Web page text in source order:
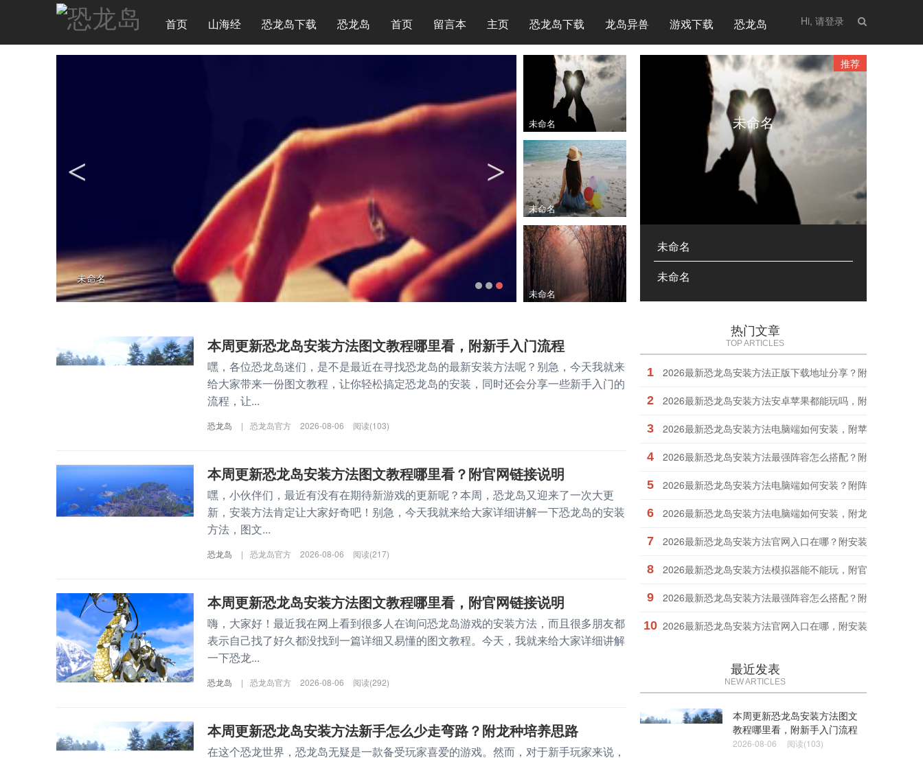
首页 山海经 恐龙岛下载 恐龙岛 首页 留言本 主页 恐龙岛下载 龙岛异兽 游戏下载 恐龙岛 Hi, 请登录
未命名
未命名
未命名
未命名
本周更新恐龙岛安装方法图文教程哪里看，附新手入门流程
嘿，各位恐龙岛迷们，是不是最近在寻找恐龙岛的最新安装方法呢？别急，今天我就来
给大家带来一份图文教程，让你轻松搞定恐龙岛的安装，同时还会分享一些新手入门的
流程，让...
恐龙岛 | 恐龙岛官方 2026-08-06 阅读(103)
本周更新恐龙岛安装方法图文教程哪里看？附官网链接说明
嘿，小伙伴们，最近有没有在期待新游戏的更新呢？本周，恐龙岛又迎来了一次大更
新，安装方法肯定让大家好奇吧！别急，今天我就来给大家详细讲解一下恐龙岛的安装
方法，图文...
恐龙岛 | 恐龙岛官方 2026-08-06 阅读(217)
本周更新恐龙岛安装方法图文教程哪里看，附官网链接说明
嗨，大家好！最近我在网上看到很多人在询问恐龙岛游戏的安装方法，而且很多朋友都
表示自己找了好久都没找到一篇详细又易懂的图文教程。今天，我就来给大家详细讲解
一下恐龙...
恐龙岛 | 恐龙岛官方 2026-08-06 阅读(292)
本周更新恐龙岛安装方法新手怎么少走弯路？附龙种培养思路
在这个恐龙世界，恐龙岛无疑是一款备受玩家喜爱的游戏。然而，对于新手玩家来说，
推荐
未命名
未命名
未命名
热门文章
TOP ARTICLES
1 2026最新恐龙岛安装方法正版下载地址分享？附官网链接说
2 2026最新恐龙岛安装方法安卓苹果都能玩吗，附苹果安卓教
3 2026最新恐龙岛安装方法电脑端如何安装，附苹果安卓教程
4 2026最新恐龙岛安装方法最强阵容怎么搭配？附官网链接说
5 2026最新恐龙岛安装方法电脑端如何安装？附阵容搭配建议
6 2026最新恐龙岛安装方法电脑端如何安装，附龙种培养思路
7 2026最新恐龙岛安装方法官网入口在哪？附安装失败解决办
8 2026最新恐龙岛安装方法模拟器能不能玩，附官网新闻查看
9 2026最新恐龙岛安装方法最强阵容怎么搭配？附阵容搭配建
10 2026最新恐龙岛安装方法官网入口在哪，附安装失败解决办
最近发表
NEW ARTICLES
本周更新恐龙岛安装方法图文
教程哪里看，附新手入门流程
2026-08-06 阅读(103)